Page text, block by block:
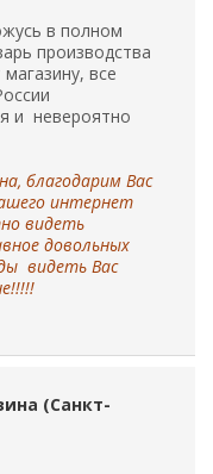
в полном
производства
все
и невероятно
благодарим Вас
интернет
видеть
довольных
видеть Вас
(Санкт-